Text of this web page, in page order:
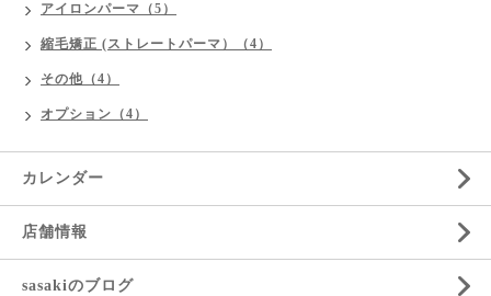
アイロンパーマ（5）
縮毛矯正 (ストレートパーマ）（4）
その他（4）
オプション（4）
カレンダー
店舗情報
sasakiのブログ